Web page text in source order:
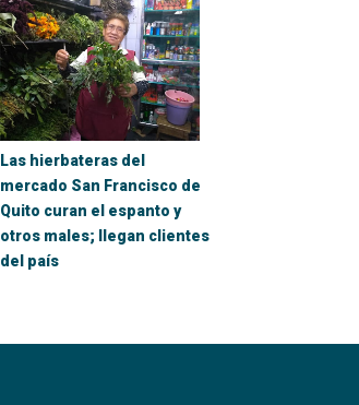
Las hierbateras del
mercado San Francisco de
Quito curan el espanto y
otros males; llegan clientes
del país